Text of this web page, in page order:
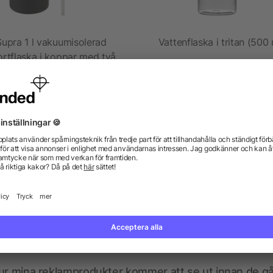
1 l vakuumisolerad
i koppar med två
från 163,72 kr
Vattenflaska i tritan (500
Vi har svaren.
se ut? Hjälper allbranded mig att skapa dem?